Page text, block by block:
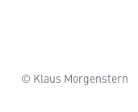
© Klaus Morgenstern